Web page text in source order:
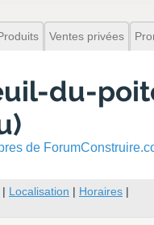
Ventes privées
du-
de
| Localisation | Horaires |